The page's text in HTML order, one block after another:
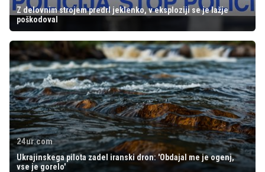
Z delovnim strojem predrl jeklenko, v eksploziji se je lažje
poškodoval
24ur.com
Ukrajinskega pilota zadel iranski dron: 'Obdajal me je ogenj,
vse je gorelo'